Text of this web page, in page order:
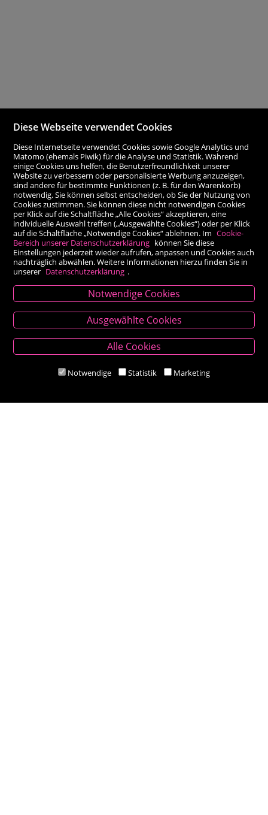
Kontakt
Besold Buch-Papier
Hauptplatz 14, 9300 St. Veit an der Glan
M:bestellung@besold.at
Diese Webseite verwendet Cookies
Diese Internetseite verwendet Cookies sowie Google Analytics und
Matomo (ehemals Piwik) für die Analyse und Statistik. Während
einige Cookies uns helfen, die Benutzerfreundlichkeit unserer
Website zu verbessern oder personalisierte Werbung anzuzeigen,
sind andere für bestimmte Funktionen (z. B. für den Warenkorb)
notwendig. Sie können selbst entscheiden, ob Sie der Nutzung von
Cookies zustimmen. Sie können diese nicht notwendigen Cookies
per Klick auf die Schaltfläche „Alle Cookies“ akzeptieren, eine
individuelle Auswahl treffen („Ausgewählte Cookies“) oder per Klick
auf die Schaltfläche „Notwendige Cookies“ ablehnen. Im Cookie-
Bereich unserer Datenschutzerklärung können Sie diese
Einstellungen jederzeit wieder aufrufen, anpassen und Cookies auch
nachträglich abwählen. Weitere Informationen hierzu finden Sie in
unserer Datenschutzerklärung .
Notwendige Cookies
Ausgewählte Cookies
Alle Cookies
Notwendige Statistik Marketing